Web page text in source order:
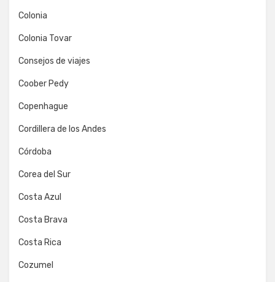
Colonia
Colonia Tovar
Consejos de viajes
Coober Pedy
Copenhague
Cordillera de los Andes
Córdoba
Corea del Sur
Costa Azul
Costa Brava
Costa Rica
Cozumel